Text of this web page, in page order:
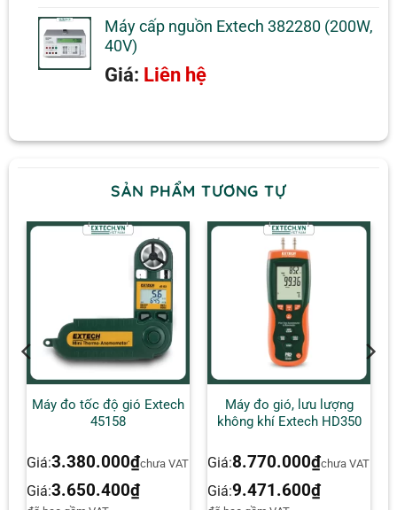
Máy cấp nguồn Extech 382280 (200W,
40V)
Giá: Liên hệ
SẢN PHẨM TƯƠNG TỰ
Máy đo tốc độ gió Extech
45158
Giá:3.380.000₫chưa VAT
Giá:3.650.400₫
Máy đo gió, lưu lượng
không khí Extech HD350
Giá:8.770.000₫chưa VAT
Giá:9.471.600₫